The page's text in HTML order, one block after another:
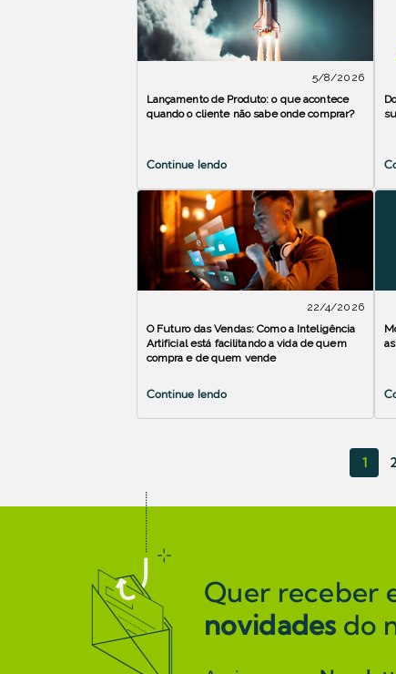
5/8/2026
Lançamento de Produto: o que acontece
quando o cliente não sabe onde comprar?
Continue lendo
22/4/2026
O Futuro das Vendas: Como a Inteligência
Artificial está facilitando a vida de quem
compra e de quem vende
Continue lendo
1 2
Quer receber
novidades do